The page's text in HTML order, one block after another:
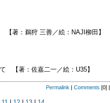
著：鵜狩 三善／絵：NAJI柳田】
【著：佐嘉二一／絵：U35】
Permalink | Comments [0] |